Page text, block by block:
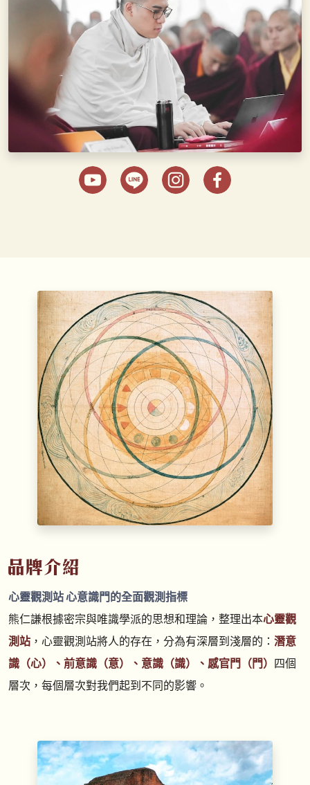
心靈觀測站 心意識門的全面觀測指標
熊仁謙根據密宗與唯識學派的思想和理論，整理出本心靈觀
測站 ，心靈觀測站將人的存在，分為有深層到淺層的： 潛意
識（心）、前意識（意）、意識（識）、感官門（門） 四個
層次，每個層次對我們起到不同的影響。